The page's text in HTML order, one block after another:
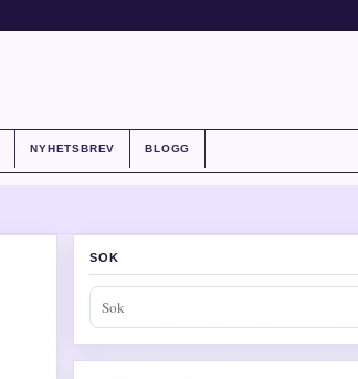
NYHETSBREV BLOGG
SOK